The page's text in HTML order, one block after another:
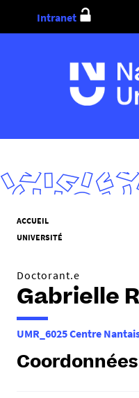
Intranet
V
o
s
ê
t
e
s
c
ACCUEIL
UNIVERSITÉ
Doctorant.e
Gabrielle
UMR_6025 Centre
Coordonnées